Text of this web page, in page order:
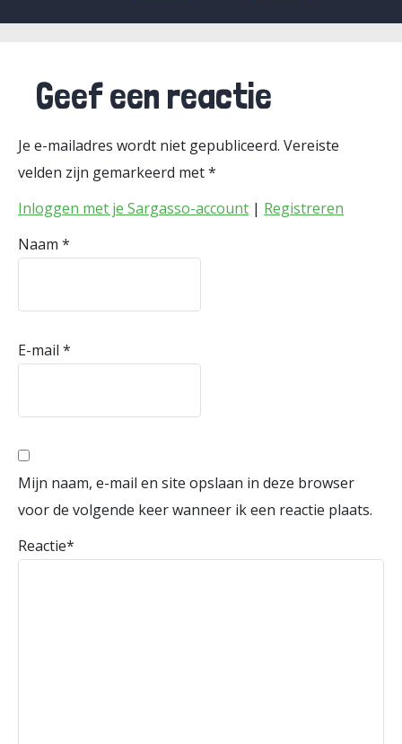
Geef een reactie
Je e-mailadres wordt niet gepubliceerd. Vereiste
velden zijn gemarkeerd met*
Inloggen met je Sargasso-account | Registreren
Naam *
E-mail *
Mijn naam, e-mail en site opslaan in deze browser
voor de volgende keer wanneer ik een reactie plaats.
Reactie*